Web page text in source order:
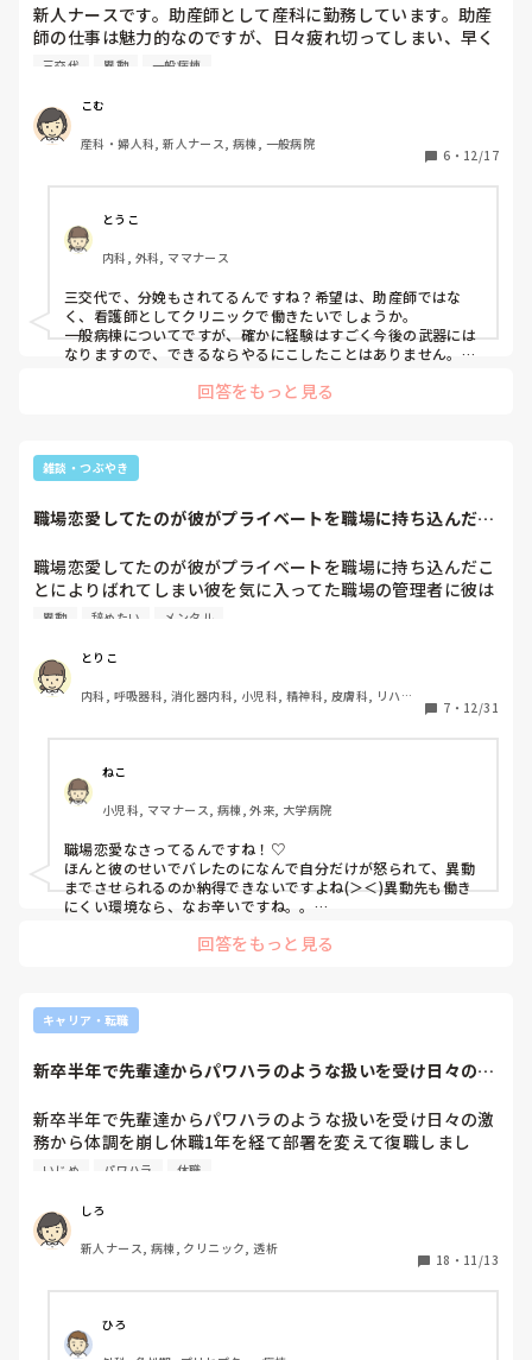
新人ナースです。助産師として産科に勤務しています。助産
師の仕事は魅力的なのですが、日々疲れ切ってしまい、早く
逃げてしまいたいという気持ちでいっぱいです。三交代勤務
夜は眠れずです、、
また、ゆくゆくはクリニックなどゆったりしたところで自分
らしく働きたいと思っています。そうしたら、一般病棟の経
験も必要でしょうか？どのタイミングで異動や転職を考えた
ら良いのでしょうか？
三交代 異動 一般病棟
こむ
産科・婦人科, 新人ナース, 病棟, 一般病院
6 ・ 12/17
とうこ
内科, 外科, ママナース
三交代で、分娩もされてるんですね？希望は、助産師ではな
く、看護師としてクリニックで働きたいでしょうか。
一般病棟についてですが、確かに経験はすごく今後の武器には
なりますので、できるならやるにこしたことはありません。私
や出産を３回経験し、その時お話したかぎりでは、確かにナー
同じです。ただ、男性が一般にはいますし、お年寄りや寝たき
りなど看護がスムーズにいかない人もいます。けれど、クリニ
ックとなると、ある程度ADLも自立されているでしょうし、基
本的な看護技術があればこなせると思いますよ！
験はされた方が良いです。結婚、出産となるとなかなか経験が
つめません。よかったら参考に^_^
回答をもっと見る
雑談・つぶやき
職場恋愛してたのが彼がプライベートを職場に持ち込んだこ
職場恋愛してたのが彼がプライベートを職場に持ち込んだこ
とによりばれてしまい彼を気に入ってた職場の管理者に彼は
そんなに言われず私が散々言われ、当たられ、辞めたいと言
ほんとに今いる環境がメンタル面でしんどすぎる。
異動 辞めたい メンタル
とりこ
内科, 呼吸器科, 消化器内科, 小児科, 精神科, 皮膚科, リハビ
7 ・ 12/31
ねこ
小児科, ママナース, 病棟, 外来, 大学病院
職場恋愛なさってるんですね！♡︎
ほんと彼のせいでバレたのになんで自分だけが怒られて、異動
までさせられるのか納得できないですよね(＞＜)異動先も働き
にくい環境なら、なお辛いですね。。
棟に異動させられます。なので結婚するまでは周りには内緒に
いますけど、彼はそのことをどう思ってるんでしょうね、、彼
に責任とってもらって、寿退社みたいな形で辞めれたらいいで
すけどね✩︎⡱(＞＜)
回答をもっと見る
キャリア・転職
新卒半年で先輩達からパワハラのような扱いを受け日々の激
新卒半年で先輩達からパワハラのような扱いを受け日々の激
務から体調を崩し休職1年を経て部署を変えて復職しまし
た。
願いも叶わず体調を崩し退職を余儀なくされてしまいまし
た。
看護師は諦めたくなく現在転職活動しています。
しかし既卒、しかも殆ど技術は基礎で止まっているため断ら
れることもあり、この先受け入れられるかとても不安です。
同じようなかたで再就職できた方、またはこんな私に何か頑
張って行く上でのアドバイスをいただけたらと思います。
いじめ パワハラ 休職
しろ
新人ナース, 病棟, クリニック, 透析
18 ・ 11/13
ひろ